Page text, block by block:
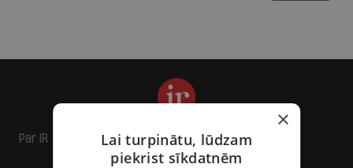
Par IR
×
Lai turpinātu, lūdzam
piekrist sīkdatnēm